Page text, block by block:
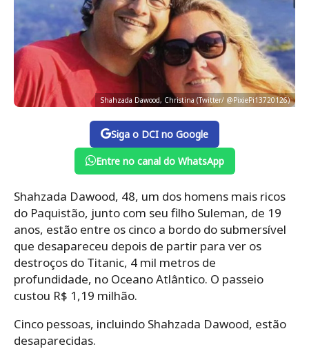
Shahzada Dawood, Christina (Twitter/ @PixiePi13720126)
Siga o DCI no Google
Entre no canal do WhatsApp
Shahzada Dawood, 48, um dos homens mais ricos
do Paquistão, junto com seu filho Suleman, de 19
anos, estão entre os cinco a bordo do submersível
que desapareceu depois de partir para ver os
destroços do Titanic, 4 mil metros de
profundidade, no Oceano Atlântico. O passeio
custou R$ 1,19 milhão.
Cinco pessoas, incluindo Shahzada Dawood, estão
desaparecidas.